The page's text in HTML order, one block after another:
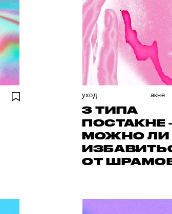
уход акне
3 ТИПА
ПОСТАКНЕ
МОЖНО ЛИ
ОТ